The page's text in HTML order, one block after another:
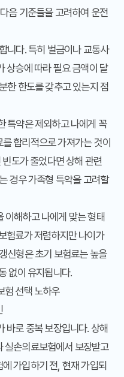
음 기준들을 고려하여 운전
니다. 특히 벌금이나 교통사
상승에 따라 필요 금액이 달
한 한도를 갖추고 있는지 점
특약은 제외하고 나에게 꼭
합리적으로 가져가는 것이
도가 줄었다면 상해 관련
경우 가족형 특약을 고려할
이해하고 나에게 맞는 형태
험료가 저렴하지만 나이가
신형은 초기 보험료는 높을
없이 유지됩니다.
험 선택 노하우
바로 중복 보장입니다. 상해
실손의료보험에서 보장받고
가입하기 전, 현재 가입되